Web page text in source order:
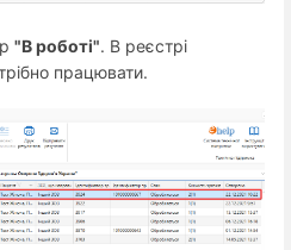
"В роботі". В реєстрі
працювати.